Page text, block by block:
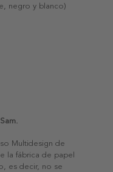
negro y blanco)
Multidesign de
la fábrica de papel
es decir, no se